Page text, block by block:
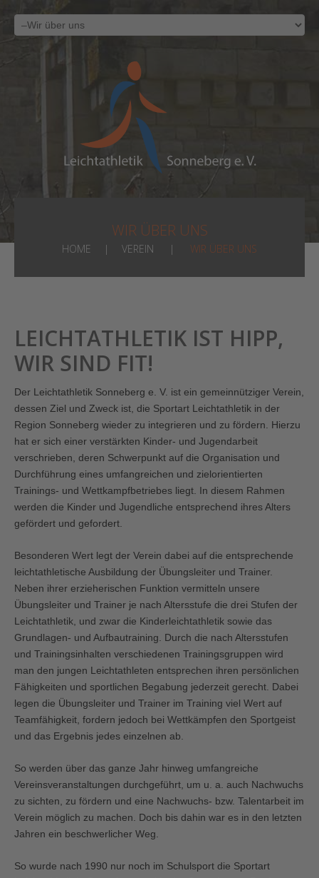
WIR ÜBER UNS
HOME VEREIN WIR ÜBER UNS
LEICHTATHLETIK IST HIPP,
WIR SIND FIT!
Der Leichtathletik Sonneberg e. V. ist ein gemeinnütziger Verein,
dessen Ziel und Zweck ist, die Sportart Leichtathletik in der
Region Sonneberg wieder zu integrieren und zu fördern. Hierzu
hat er sich einer verstärkten Kinder- und Jugendarbeit
verschrieben, deren Schwerpunkt auf die Organisation und
Durchführung eines umfangreichen und zielorientierten
Trainings- und Wettkampfbetriebes liegt. In diesem Rahmen
werden die Kinder und Jugendliche entsprechend ihres Alters
gefördert und gefordert.
Besonderen Wert legt der Verein dabei auf die entsprechende
leichtathletische Ausbildung der Übungsleiter und Trainer.
Neben ihrer erzieherischen Funktion vermitteln unsere
Übungsleiter und Trainer je nach Altersstufe die drei Stufen der
Leichtathletik, und zwar die Kinderleichtathletik sowie das
Grundlagen- und Aufbautraining. Durch die nach Altersstufen
und Trainingsinhalten verschiedenen Trainingsgruppen wird
man den jungen Leichtathleten entsprechen ihren persönlichen
Fähigkeiten und sportlichen Begabung jederzeit gerecht. Dabei
legen die Übungsleiter und Trainer im Training viel Wert auf
Teamfähigkeit, fordern jedoch bei Wettkämpfen den Sportgeist
und das Ergebnis jedes einzelnen ab.
So werden über das ganze Jahr hinweg umfangreiche
Vereinsveranstaltungen durchgeführt, um u. a. auch Nachwuchs
zu sichten, zu fördern und eine Nachwuchs- bzw. Talentarbeit im
Verein möglich zu machen. Doch bis dahin war es in den letzten
Jahren ein beschwerlicher Weg.
So wurde nach 1990 nur noch im Schulsport die Sportart